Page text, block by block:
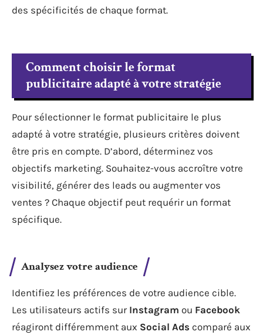
des spécificités de chaque format.
Comment choisir le format
publicitaire adapté à votre stratégie
Pour sélectionner le format publicitaire le plus
adapté à votre stratégie, plusieurs critères doivent
être pris en compte. D’abord, déterminez vos
objectifs marketing. Souhaitez-vous accroître votre
visibilité, générer des leads ou augmenter vos
ventes ? Chaque objectif peut requérir un format
spécifique.
Analysez votre audience
Identifiez les préférences de votre audience cible.
Les utilisateurs actifs sur Instagram ou Facebook
réagiront différemment aux Social Ads comparé aux